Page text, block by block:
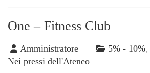
One – Fitness Club
Amministratore 5% - 10%,
Nei pressi dell'Ateneo